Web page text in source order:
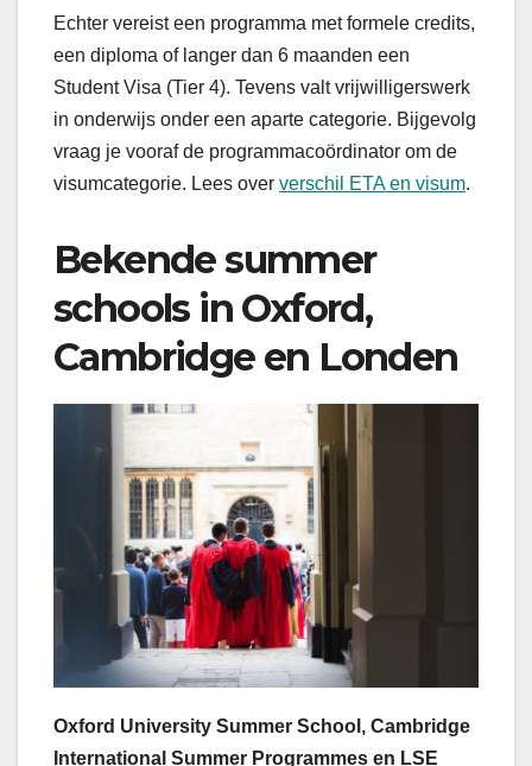
Echter vereist een programma met formele credits,
een diploma of langer dan 6 maanden een
Student Visa (Tier 4). Tevens valt vrijwilligerswerk
in onderwijs onder een aparte categorie. Bijgevolg
vraag je vooraf de programmacoördinator om de
visumcategorie. Lees over verschil ETA en visum.
Bekende summer
schools in Oxford,
Cambridge en Londen
Oxford University Summer School, Cambridge
International Summer Programmes en LSE